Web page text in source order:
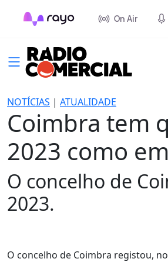
On Air
NOTÍCIAS | ATUALIDADE
Coimbra tem
2023 como
O concelho de
2023.
O concelho de Coimbra registou,